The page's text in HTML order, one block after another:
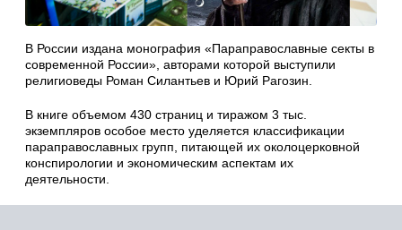
В России издана монография «Параправославные секты в
современной России», авторами которой выступили
религиоведы Роман Силантьев и Юрий Рагозин.
В книге объемом 430 страниц и тиражом 3 тыс.
экземпляров особое место уделяется классификации
параправославных групп, питающей их околоцерковной
конспирологии и экономическим аспектам их
деятельности.